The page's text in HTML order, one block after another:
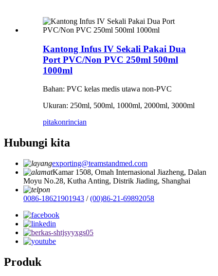
Kantong Infus IV Sekali Pakai Dua
Port PVC/Non PVC 250ml 500ml
1000ml
Bahan: PVC kelas medis utawa non-PVC
Ukuran: 250ml, 500ml, 1000ml, 2000ml, 3000ml
pitakonrincian
Hubungi kita
exporting@teamstandmed.com
Kamar 1508, Omah Internasional Jiazheng, Dalan
Moyu No.28, Kutha Anting, Distrik Jiading, Shanghai
0086-18621901943 /(00)86-21-69892058
Produk